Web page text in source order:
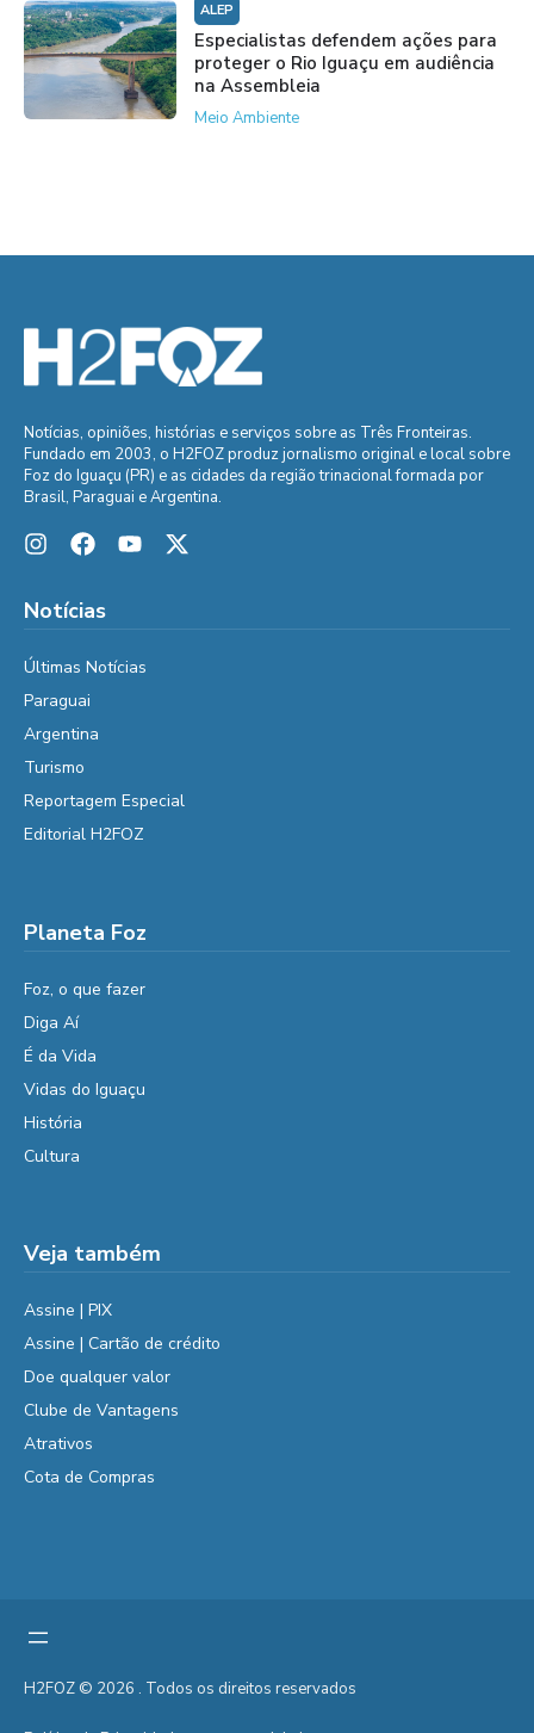
ALEP
Especialistas defendem ações para
proteger o Rio Iguaçu em audiência
na Assembleia
Meio Ambiente
Notícias, opiniões, histórias e serviços sobre as Três Fronteiras.
Fundado em 2003, o H2FOZ produz jornalismo original e local sobre
Foz do Iguaçu (PR) e as cidades da região trinacional formada por
Brasil, Paraguai e Argentina.
Notícias
Últimas Notícias
Paraguai
Argentina
Turismo
Reportagem Especial
Editorial H2FOZ
Planeta Foz
Foz, o que fazer
Diga Aí
É da Vida
Vidas do Iguaçu
História
Cultura
Veja também
Assine | PIX
Assine | Cartão de crédito
Doe qualquer valor
Clube de Vantagens
Atrativos
Cota de Compras
H2FOZ © 2026 . Todos os direitos reservados